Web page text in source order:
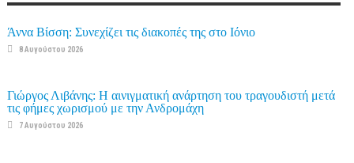
Άννα Βίσση: Συνεχίζει τις διακοπές της στο Ιόνιο
8 Αυγούστου 2026
Γιώργος Λιβάνης: Η αινιγματική ανάρτηση του τραγουδιστή μετά
τις φήμες χωρισμού με την Ανδρομάχη
7 Αυγούστου 2026